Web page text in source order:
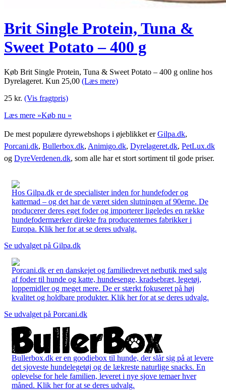
Brit Single Protein, Tuna &
Sweet Potato – 400 g
Køb Brit Single Protein, Tuna & Sweet Potato – 400 g online hos
Dyrelageret. Kun 25,00 (Læs mere)
25 kr. (Vis fragtpris)
Læs mere »Køb nu »
De mest populære dyrewebshops i øjeblikket erGilpa.dk,
Porcani.dk, Bullerbox.dk, Animigo.dk, Dyrelageret.dk, PetLux.dk
og DyreVerdenen.dk, som alle har et stort sortiment til gode priser.
Hos Gilpa.dk er de specialister inden for hundefoder og
kattemad – og det har de været siden slutningen af 90erne. De
producerer deres eget foder og importerer ligeledes en række
hundefodermærker direkte fra producenternes fabrikker i
Europa. Klik her for at se deres udvalg.
Se udvalget på Gilpa.dk
Porcani.dk er en danskejet og familiedrevet netbutik med salg
af foder til hunde og katte, hundesenge, kradsebræt, legetøj,
loppemidler og meget mere. De er stærkt fokuseret på høj
kvalitet og holdbare produkter. Klik her for at se deres udvalg.
Se udvalget på Porcani.dk
Bullerbox.dk er en goodiebox til hunde, der slår sig på at levere
det sjoveste hundelegetøj og de lækreste naturlige snacks. En
oplevelse for hele familien, leveret i nye sjove temaer hver
måned. Klik her for at se deres udvalg.